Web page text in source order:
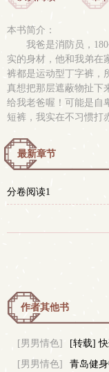
本书简介：
我爸是消防员，
实的身材，他和我弟在
裤都是运动型丁字裤，
真想把那层遮蔽物扯下
给我老爸喔！可能是自
短裤，我实在不习惯打
最新章节
分卷阅读1
作者其他书
[男男情色]
[转载]
[男男情色]
青岛健